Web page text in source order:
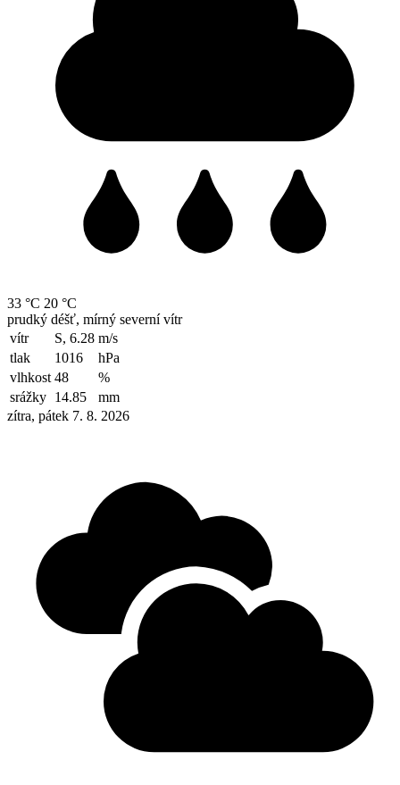
33 °C 20 °C
prudký déšť, mírný severní vítr
vítr
S, 6.28 m/s
tlak
1016
hPa
vlhkost 48
%
srážky 14.85
mm
zítra, pátek 7. 8. 2026